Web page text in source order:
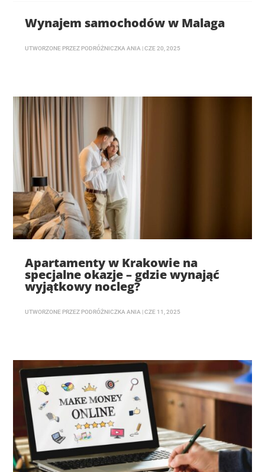
Wynajem samochodów w Malaga
UTWORZONE PRZEZ PODRÓŻNICZKA ANIA |CZE 20, 2025
Apartamenty w Krakowie na
specjalne okazje – gdzie wynająć
wyjątkowy nocleg?
UTWORZONE PRZEZ PODRÓŻNICZKA ANIA |CZE 11, 2025